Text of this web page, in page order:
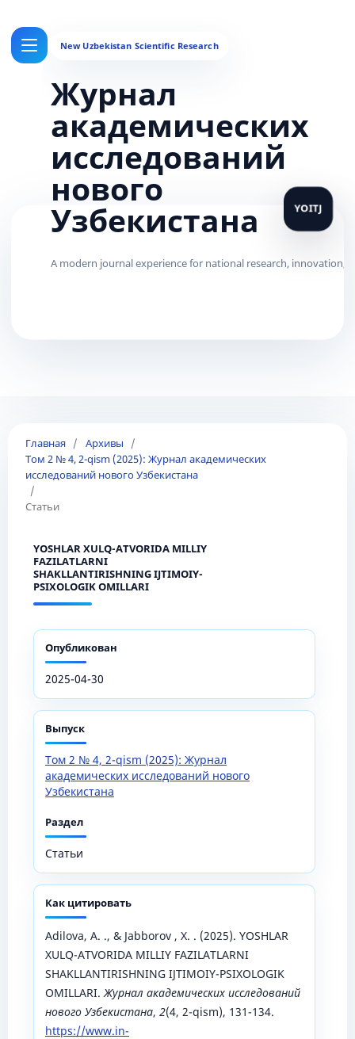
Журнал
академических
исследований
нового
Узбекистана
Главная / Архивы
/
Том 2 № 4, 2-qism (2025): Журнал академических
исследований нового Узбекистана
/
Статьи
YOSHLAR XULQ-ATVORIDA MILLIY
FAZILATLARNI
SHAKLLANTIRISHNING IJTIMOIY-
PSIXOLOGIK OMILLARI
Опубликован
2025-04-30
Выпуск
Том 2 № 4, 2-qism (2025): Журнал
академических исследований нового
Узбекистана
Раздел
Статьи
Как цитировать
Adilova, A. ., & Jabborov , X. . (2025). YOSHLAR
XULQ-ATVORIDA MILLIY FAZILATLARNI
SHAKLLANTIRISHNING IJTIMOIY-PSIXOLOGIK
OMILLARI.Журнал академических исследований
нового Узбекистана, 2(4, 2-qism), 131-134.
https://www.in-